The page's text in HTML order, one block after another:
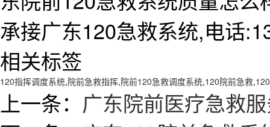
承接广东120急救系统,电话
相关标签
120指挥调度系统,院前急救指挥,院前120急救调度系统,120院前急救,
上一条： 广东院前医疗急救